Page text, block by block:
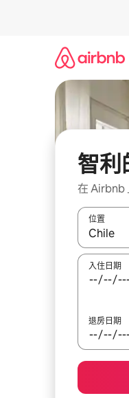
智利
在 Airbnb
位置
如有搜尋
入住日期
退房日期